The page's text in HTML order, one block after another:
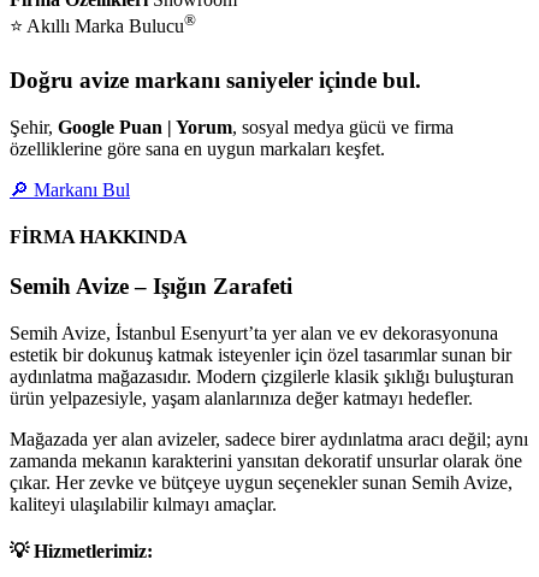
⭐ Akıllı Marka Bulucu®
Doğru avize markanı saniyeler içinde bul.
Şehir, Google Puan | Yorum, sosyal medya gücü ve firma
özelliklerine göre sana en uygun markaları keşfet.
🔎 Markanı Bul
FİRMA HAKKINDA
Semih Avize – Işığın Zarafeti
Semih Avize, İstanbul Esenyurt’ta yer alan ve ev dekorasyonuna
estetik bir dokunuş katmak isteyenler için özel tasarımlar sunan bir
aydınlatma mağazasıdır. Modern çizgilerle klasik şıklığı buluşturan
ürün yelpazesiyle, yaşam alanlarınıza değer katmayı hedefler.
Mağazada yer alan avizeler, sadece birer aydınlatma aracı değil; aynı
zamanda mekanın karakterini yansıtan dekoratif unsurlar olarak öne
çıkar. Her zevke ve bütçeye uygun seçenekler sunan Semih Avize,
kaliteyi ulaşılabilir kılmayı amaçlar.
💡Hizmetlerimiz: